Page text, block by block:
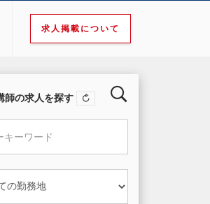
求人掲載について
師の求人を探す